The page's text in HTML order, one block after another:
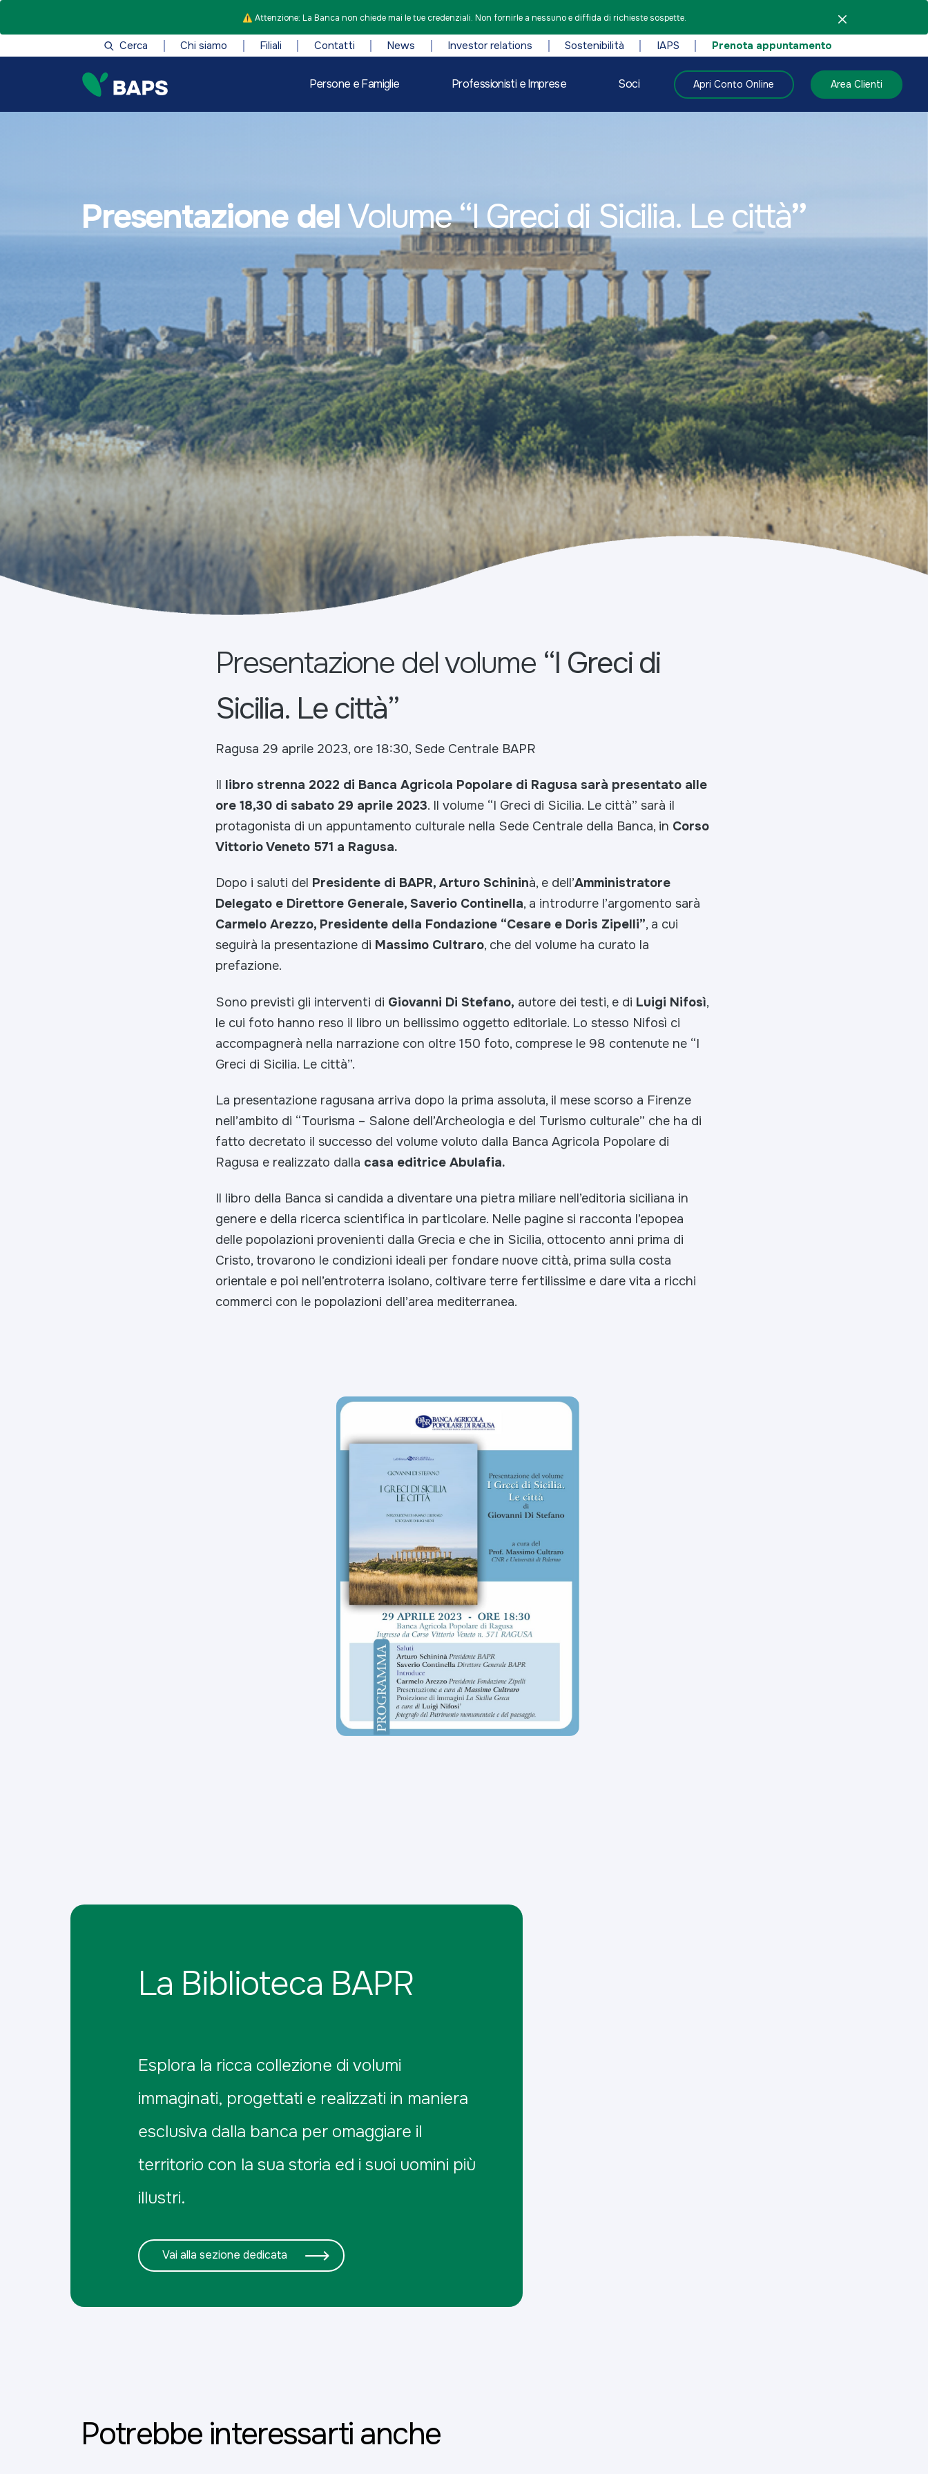
⚠️ Attenzione: La Banca non chiede mai le tue credenziali. Non fornirle a nessuno e diffida di richieste sospette.
Cerca Chi siamo Filiali Contatti News Investor relations Sostenibilità IAPS Prenota appuntamento
Persone e Famiglie Professionisti e Imprese Soci Apri Conto Online Area Clienti
Presentazione delVolume “I Greci di Sicilia. Le città”
Presentazione del volume “I Greci di
Sicilia. Le città”
Ragusa 29 aprile 2023, ore 18:30, Sede Centrale BAPR
Il libro strenna 2022 di Banca Agricola Popolare di Ragusa sarà presentato alle
ore 18,30 di sabato 29 aprile 2023. Il volume “I Greci di Sicilia. Le città” sarà il
protagonista di un appuntamento culturale nella Sede Centrale della Banca, in Corso
Vittorio Veneto 571 a Ragusa.
Dopo i saluti del Presidente di BAPR, Arturo Schininà, e dell’Amministratore
Delegato e Direttore Generale, Saverio Continella, a introdurre l’argomento sarà
Carmelo Arezzo, Presidente della Fondazione “Cesare e Doris Zipelli”, a cui
seguirà la presentazione di Massimo Cultraro, che del volume ha curato la
prefazione.
Sono previsti gli interventi di Giovanni Di Stefano, autore dei testi, e di Luigi Nifosì,
le cui foto hanno reso il libro un bellissimo oggetto editoriale. Lo stesso Nifosì ci
accompagnerà nella narrazione con oltre 150 foto, comprese le 98 contenute ne “I
Greci di Sicilia. Le città”.
La presentazione ragusana arriva dopo la prima assoluta, il mese scorso a Firenze
nell’ambito di “Tourisma – Salone dell’Archeologia e del Turismo culturale” che ha di
fatto decretato il successo del volume voluto dalla Banca Agricola Popolare di
Ragusa e realizzato dalla casa editrice Abulafia.
Il libro della Banca si candida a diventare una pietra miliare nell’editoria siciliana in
genere e della ricerca scientifica in particolare. Nelle pagine si racconta l’epopea
delle popolazioni provenienti dalla Grecia e che in Sicilia, ottocento anni prima di
Cristo, trovarono le condizioni ideali per fondare nuove città, prima sulla costa
orientale e poi nell’entroterra isolano, coltivare terre fertilissime e dare vita a ricchi
commerci con le popolazioni dell’area mediterranea.
La Biblioteca BAPR
Esplora la ricca collezione di volumi
immaginati, progettati e realizzati in maniera
esclusiva dalla banca per omaggiare il
territorio con la sua storia ed i suoi uomini più
illustri.
Vai alla sezione dedicata
Potrebbe interessarti anche